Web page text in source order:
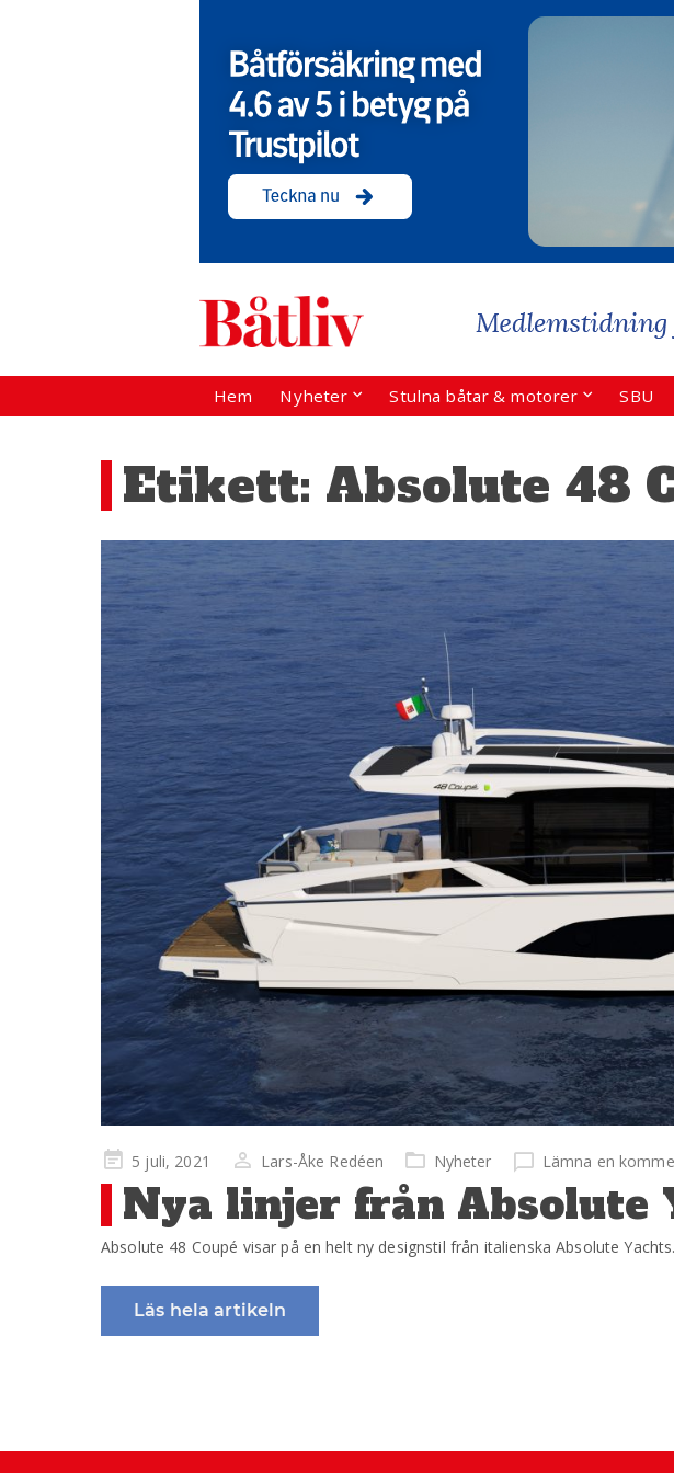
Hem Nyheter Stulna båtar & motorer SBU
Etikett: Absolute 48
Publicerad
på
5 juli, 2021 Lars-Åke Redéen Nyheter Lämna en
Nya linjer från Absolute
Absolute 48 Coupé visar på en helt ny designstil från italienska Absolute
Läs hela artikeln